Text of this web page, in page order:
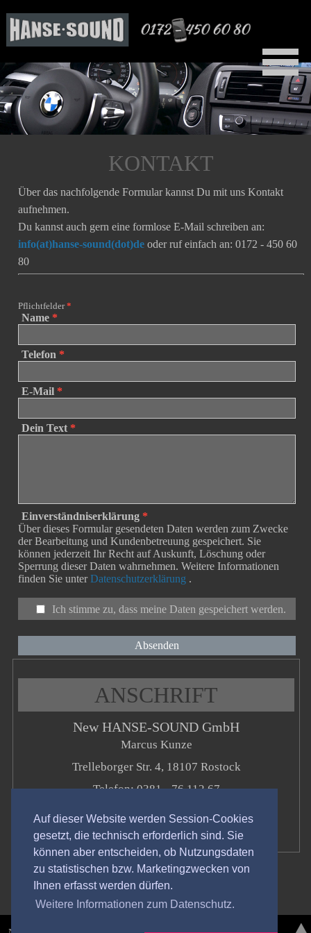
Auf dieser Website werden Session-Cookies
gesetzt, die technisch erforderlich sind. Sie
können aber entscheiden, ob Nutzungsdaten
zu statistischen bzw. Marketingzwecken von
Ihnen erfasst werden dürfen.
Weitere Informationen zum Datenschutz.
KONTAKT
Über das nachfolgende Formular kannst Du mit uns Kontakt
aufnehmen.
Du kannst auch gern eine formlose E-Mail schreiben an:
info(at)hanse-sound(dot)de oder ruf einfach an: 0172 - 450 60
80
Pflichtfelder*
Name *
Telefon *
E-Mail *
Dein Text *
Einverständniserklärung *
Über dieses Formular gesendeten Daten werden zum Zwecke
der Bearbeitung und Kundenbetreuung gespeichert. Sie
können jederzeit Ihr Recht auf Auskunft, Löschung oder
Sperrung dieser Daten wahrnehmen. Weitere Informationen
finden Sie unterDatenschutzerklärung .
Ich stimme zu, dass meine Daten gespeichert werden.
Absenden
ANSCHRIFT
New HANSE-SOUND GmbH
Marcus Kunze
Trelleborger Str. 4, 18107 Rostock
Telefon: 0381 - 76 112 67
Mobil: 0172 - 450 60 80